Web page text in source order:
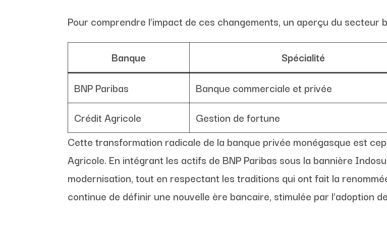
Pour comprendre l’impact de ces changements, un aperçu du
Banque Spécialité
BNP Paribas
Banque commerciale et privée
Crédit Agricole
Gestion de fortune
Cette transformation radicale de la banque privée monégasque est
Agricole. En intégrant les actifs de BNP Paribas sous la bannière
modernisation, tout en respectant les traditions qui ont fait la
continue de définir une nouvelle ère bancaire, stimulée par l’adoption